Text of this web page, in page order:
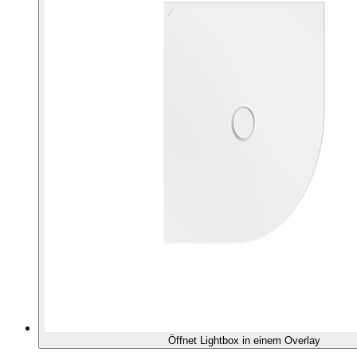
Öffnet Lightbox in einem Overlay